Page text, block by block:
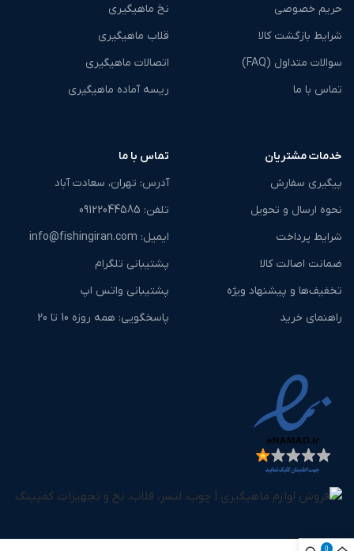
حریم خصوصی
شرایط بازگشت کالا
سوالات متداول (FAQ)
تماس با ما
نخ ماهیگیری
قلاب ماهیگیری
اتصالات ماهیگیری
ریسه آماده ماهیگیری
خدمات مشتریان
پیگیری سفارش
نحوه ارسال و تحویل
شرایط پرداخت
ضمانت اصالت کالا
تخفیف‌ها و پیشنهاد ویژه
راهنمای خرید
تماس با ما
آدرس: تهران، سعادت آباد
تلفن: ‎09122044585
ایمیل: info@fishingiran.com
پشتیبانی تلگرام
پشتیبانی واتس اپ
پاسخگویی: همه روزه 10 تا 20
0